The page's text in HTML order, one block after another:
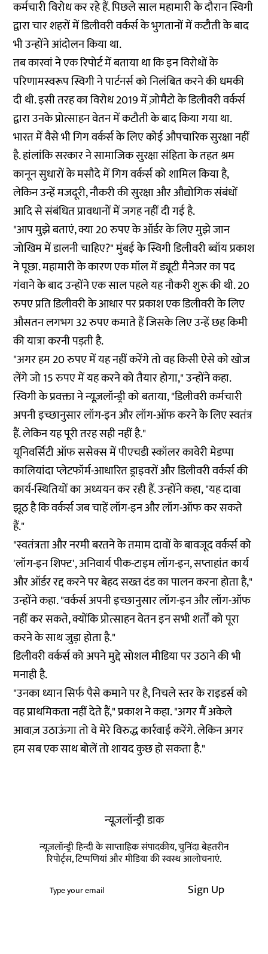
कर्मचारी विरोध कर रहे हैं. पिछले साल महामारी के दौरान स्विगी
द्वारा चार शहरों में डिलीवरी वर्कर्स के भुगतानों में कटौती के बाद
भी उन्होंने आंदोलन किया था.
तबकारवांने एक रिपोर्ट में बताया था कि इन विरोधों के
परिणामस्वरूप स्विगी ने पार्टनर्स को निलंबित करने की धमकी
दी थी.इसी तरहका विरोध 2019 में ज़ोमैटो के डिलीवरी वर्कर्स
द्वारा उनके प्रोत्साहन वेतन में कटौती के बाद किया गया था.
भारत में वैसे भी गिग वर्कर्स के लिए कोई औपचारिक सुरक्षा नहीं
है. हांलांकि सरकार ने सामाजिक सुरक्षा संहिता के तहत श्रम
कानून सुधारों के मसौदे में गिग वर्कर्स को शामिल किया है,
लेकिन उन्हें मजदूरी, नौकरी की सुरक्षा और औद्योगिक संबंधों
आदि से संबंधित प्रावधानों में जगह नहीं दी गई है.
"आप मुझे बताएं, क्या 20 रुपए के ऑर्डर के लिए मुझे जान
जोखिम में डालनी चाहिए?" मुंबई के स्विगी डिलीवरी ब्वॉय प्रकाश
ने पूछा. महामारी के कारण एक मॉल में ड्यूटी मैनेजर का पद
गंवाने के बाद उन्होंने एक साल पहले यह नौकरी शुरू की थी. 20
रुपए प्रति डिलीवरी के आधार पर प्रकाश एक डिलीवरी के लिए
औसतन लगभग 32 रुपए कमाते हैं जिसके लिए उन्हें छह किमी
की यात्रा करनी पड़ती है.
"अगर हम 20 रुपए में यह नहीं करेंगे तो वह किसी ऐसे को खोज
लेंगे जो 15 रुपए में यह करने को तैयार होगा," उन्होंने कहा.
स्विगी के प्रवक्ता ने न्यूज़लॉन्ड्री को बताया, "डिलीवरी कर्मचारी
अपनी इच्छानुसार लॉग-इन और लॉग-ऑफ करने के लिए स्वतंत्र
हैं. लेकिन यह पूरी तरह सही नहीं है."
यूनिवर्सिटी ऑफ ससेक्स में पीएचडी स्कॉलर कावेरी मेडप्पा
कालियांदा प्लेटफॉर्म-आधारित ड्राइवरों और डिलीवरी वर्कर्स की
कार्य-स्थितियों का अध्ययन कर रही हैं. उन्होंने कहा, "यह दावा
झूठ है कि वर्कर्स जब चाहें लॉग-इन और लॉग-ऑफ कर सकते
हैं."
"स्वतंत्रता और नरमी बरतने के तमाम दावों के बावजूद वर्कर्स को
'लॉग-इन शिफ्ट', अनिवार्य पीक-टाइम लॉग-इन, सप्ताहांत कार्य
और ऑर्डर रद्द करने पर बेहद सख्त दंड का पालन करना होता है,"
उन्होंने कहा. "वर्कर्स अपनी इच्छानुसार लॉग-इन और लॉग-ऑफ
नहीं कर सकते, क्योंकि प्रोत्साहन वेतन इन सभी शर्तों को पूरा
करने के साथ जुड़ा होता है."
डिलीवरी वर्कर्स को अपने मुद्दे सोशल मीडिया पर उठाने की भी
मनाही है.
"उनका ध्यान सिर्फ पैसे कमाने पर है, निचले स्तर के राइडर्स को
वह प्राथमिकता नहीं देते हैं," प्रकाश ने कहा. "अगर मैं अकेले
आवाज़ उठाऊंगा तो वे मेरे विरुद्ध कार्रवाई करेंगे. लेकिन अगर
हम सब एक साथ बोलें तो शायद कुछ हो सकता है."
न्यूज़लॉन्ड्री डाक
न्यूज़लॉन्ड्री हिन्दी के साप्ताहिक संपादकीय, चुनिंदा बेहतरीन
रिपोर्ट्स, टिप्पणियां और मीडिया की स्वस्थ आलोचनाएं.
Sign Up